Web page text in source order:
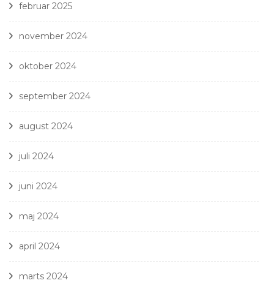
februar 2025
november 2024
oktober 2024
september 2024
august 2024
juli 2024
juni 2024
maj 2024
april 2024
marts 2024